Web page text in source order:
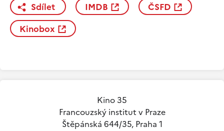
Sdílet IMDB
ČSFD
Kinobox
Kino 35
Francouzský institut v Praze
Štěpánská 644/35, Praha 1